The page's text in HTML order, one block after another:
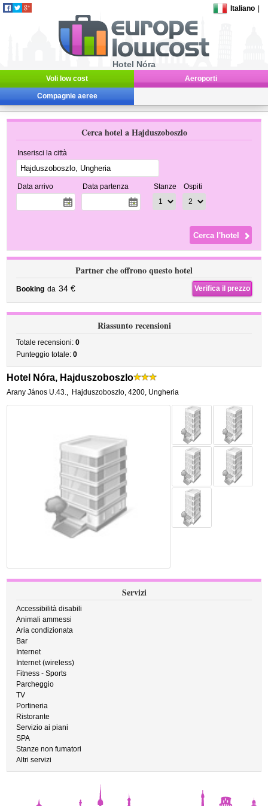
Italiano
Hotel Nóra
Voli low cost Aeroporti
Compagnie aeree
Cerca hotel a Hajduszoboszlo
Inserisci la città
Data arrivo Data partenza Stanze Ospiti
Partner che offrono questo hotel
Booking da 34 € Verifica il prezzo
Riassunto recensioni
Totale recensioni:0
Punteggio totale:0
Hotel Nóra, Hajduszoboszlo
Arany János U.43., Hajduszoboszlo,4200, Ungheria
Servizi
Accessibilità disabili
Animali ammessi
Aria condizionata
Bar
Internet
Internet (wireless)
Fitness - Sports
Parcheggio
TV
Portineria
Ristorante
Servizio ai piani
SPA
Stanze non fumatori
Altri servizi